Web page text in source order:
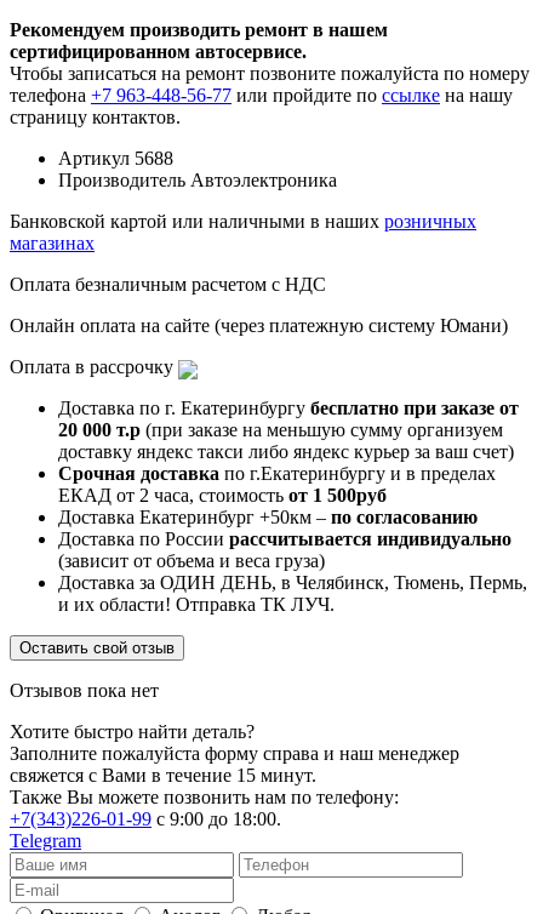
Рекомендуем производить ремонт в нашем
сертифицированном автосервисе.
Чтобы записаться на ремонт позвоните пожалуйста по номеру
телефона +7 963-448-56-77 или пройдите по ссылке на нашу
страницу контактов.
Артикул 5688
Производитель Автоэлектроника
Банковской картой или наличными в наших розничных
магазинах
Оплата безналичным расчетом с НДС
Онлайн оплата на сайте (через платежную систему Юмани)
Оплата в рассрочку
Доставка по г. Екатеринбургу бесплатно при заказе от
20 000 т.р (при заказе на меньшую сумму организуем
доставку яндекс такси либо яндекс курьер за ваш счет)
Срочная доставка по г.Екатеринбургу и в пределах
ЕКАД от 2 часа, стоимость от 1 500руб
Доставка Екатеринбург +50км – по согласованию
Доставка по России рассчитывается индивидуально
(зависит от объема и веса груза)
Доставка за ОДИН ДЕНЬ, в Челябинск, Тюмень, Пермь,
и их области! Отправка ТК ЛУЧ.
Оставить свой отзыв
Отзывов пока нет
Хотите быстро найти деталь?
Заполните пожалуйста форму справа и наш менеджер
свяжется с Вами в течение 15 минут.
Также Вы можете позвонить нам по телефону:
+7(343)226-01-99 с 9:00 до 18:00.
Telegram